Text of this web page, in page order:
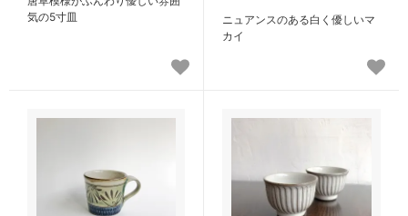
気の5寸皿
ニュアンスのある白く優しいマ
カイ